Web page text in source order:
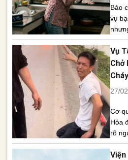
Báo
vụ
gia
gánh
trợ.
đẳng
Vụ
Chở
27/
Cơ
Hóa
rõ
trên